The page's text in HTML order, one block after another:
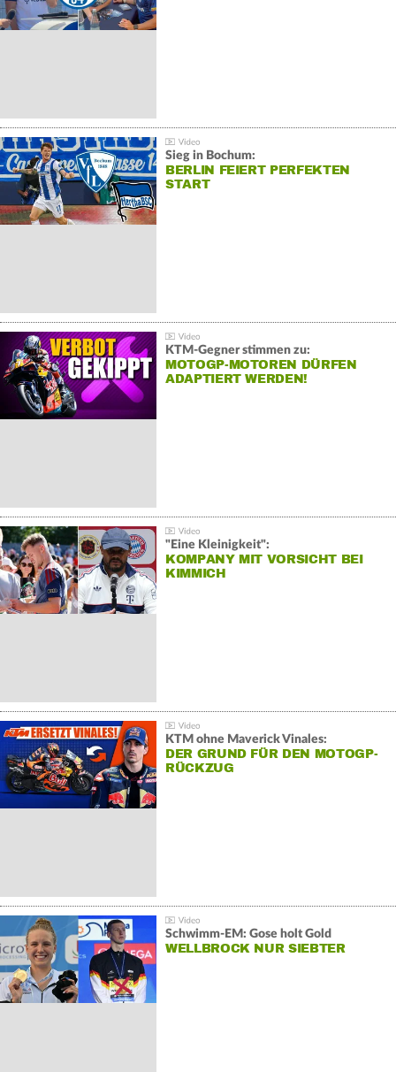
Sieg in Bochum:
BERLIN FEIERT PERFEKTEN
START
KTM-Gegner stimmen zu:
MOTOGP-MOTOREN DÜRFEN
ADAPTIERT WERDEN!
"Eine Kleinigkeit":
KOMPANY MIT VORSICHT BEI
KIMMICH
KTM ohne Maverick Vinales:
DER GRUND FÜR DEN MOTOGP-
RÜCKZUG
Schwimm-EM: Gose holt Gold
WELLBROCK NUR SIEBTER